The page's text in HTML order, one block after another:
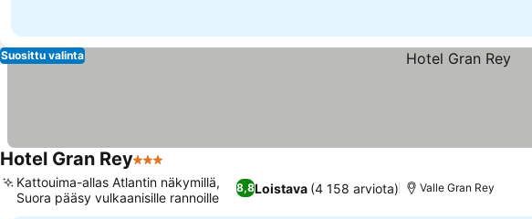
Suosittu valinta
Hotel Gran Rey3 Tähtiluokitus
8,8Loistava (4 158 arviota)
Kattouima-allas Atlantin näkymillä,
Suora pääsy vulkaanisille rannoille
Valle Gran Rey